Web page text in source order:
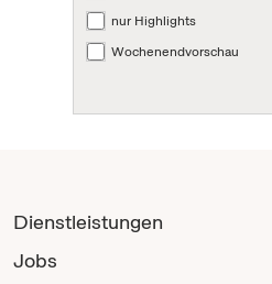
nur Highlights
Wochenendvorschau
Dienstleistungen
Jobs